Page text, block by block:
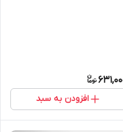
افزودن به سبد